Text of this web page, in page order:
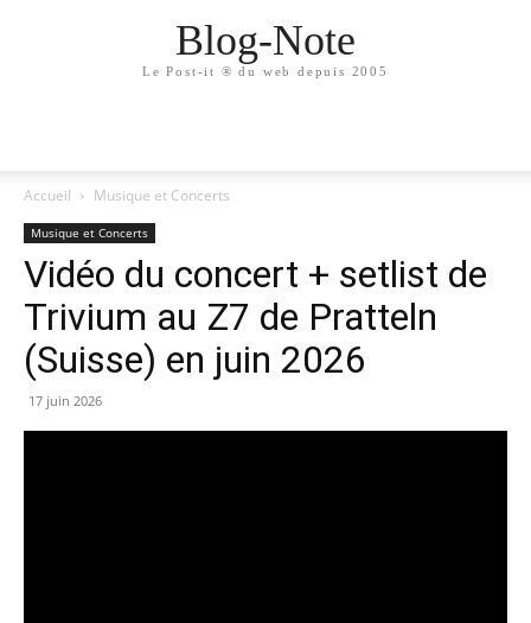
Blog-Note
Le Post-it ® du web depuis 2005
Accueil Musique et Concerts
Musique et Concerts
Vidéo du concert + setlist de
Trivium au Z7 de Pratteln
(Suisse) en juin 2026
17 juin 2026